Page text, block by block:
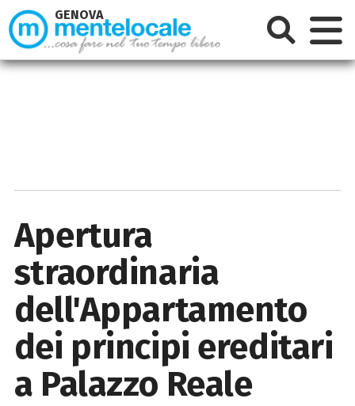
Apertura
straordinaria
dell'Appartamento
dei principi ereditari
a Palazzo Reale
GENOVA